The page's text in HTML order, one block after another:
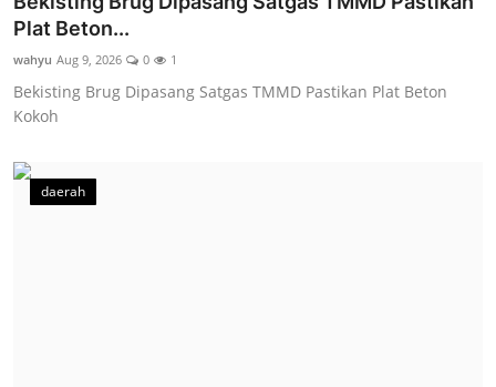
Plat Beton...
wahyu Aug 9, 2026 0 1
Bekisting Brug Dipasang Satgas TMMD Pastikan Plat Beton
Kokoh
daerah